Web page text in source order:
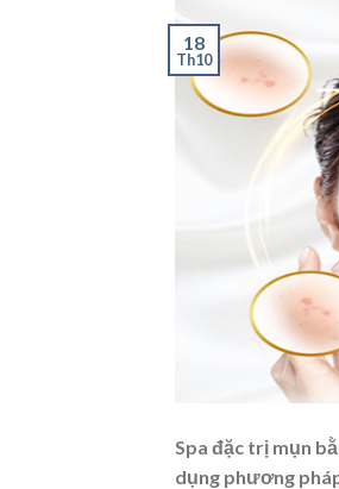
18
Th10
Spa đặc trị mụn
dụng phương